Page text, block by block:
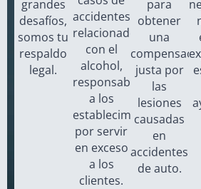
grandes
desafíos,
somos tu
respaldo
legal.
accidentes
relacionados
con el
alcohol,
responsabilizando
a los
establecimientos
por servir
en exceso
a los
clientes.
para
obtener
una
justa por
las
lesiones
causadas
en
accidentes
de auto.